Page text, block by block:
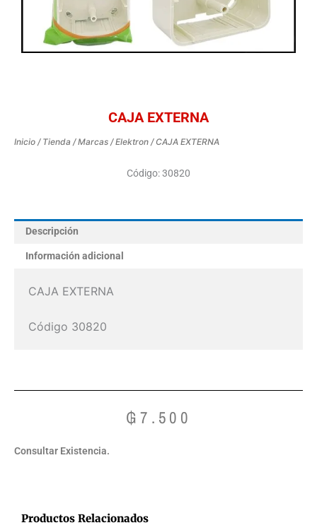
CAJA EXTERNA
Inicio / Tienda /Marcas /Elektron / CAJA EXTERNA
Código: 30820
Descripción
Información adicional
CAJA EXTERNA
Código 30820
₲7.500
Consultar Existencia.
Productos Relacionados